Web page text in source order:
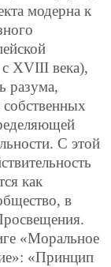
модерна к
с XVIII века),
разума,
собственных
С этой
как
в
«Моральное
«Принцип